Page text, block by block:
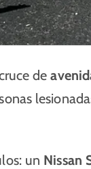
de
un Nissan